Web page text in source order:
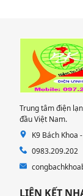
Trung tâm điện
đầu Việt Nam.
K9 Bách Khoa
0983.209.202
LIÊN KẾT